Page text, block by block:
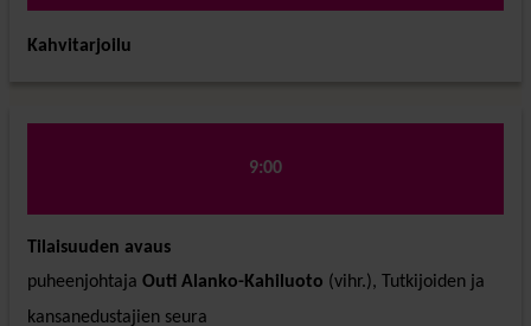
Kahvitarjoilu
9:00
Tilaisuuden avaus
puheenjohtaja Outi Alanko-Kahiluoto (vihr.), Tutkijoiden ja
kansanedustajien seura